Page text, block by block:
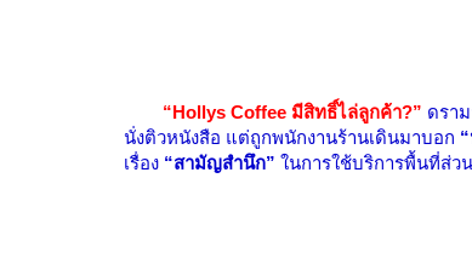
“Hollys Coffee มีสิทธิ์ไล่ลูกค้า?” ดรา
นั่งติวหนังสือ แต่ถูกพนักงานร้านเดินมาบอก
เรื่อง “สามัญสำนึก” ในการใช้บริการพื้นที่ส่ว